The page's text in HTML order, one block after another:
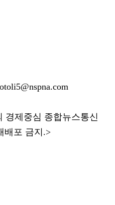
제중심 종합뉴스통신
배포 금지.>